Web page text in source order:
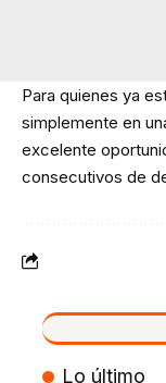
Para quienes ya
simplemente en
excelente
consecutivos de
VIVO
Lo último